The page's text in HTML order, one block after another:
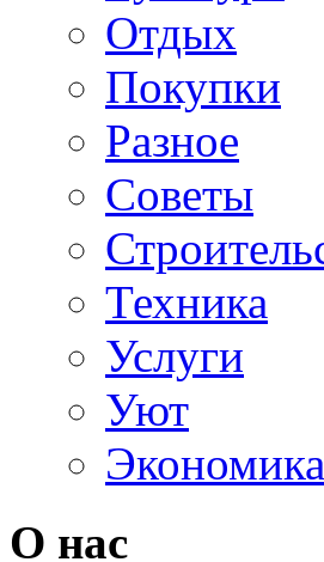
Отдых
Покупки
Разное
Советы
Техника
Услуги
Уют
Экономика
О нас